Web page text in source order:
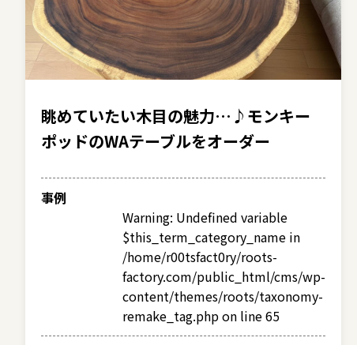
眺めていたい木目の魅力…♪モンキー
ポッドのWAテーブルをオーダー
事例
Warning: Undefined variable
$this_term_category_name in
/home/r00tsfact0ry/roots-
factory.com/public_html/cms/wp-
content/themes/roots/taxonomy-
remake_tag.phpon line65